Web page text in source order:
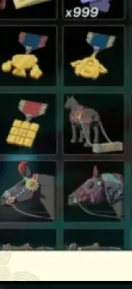
Часов Собирая
Of Zelda: Tears